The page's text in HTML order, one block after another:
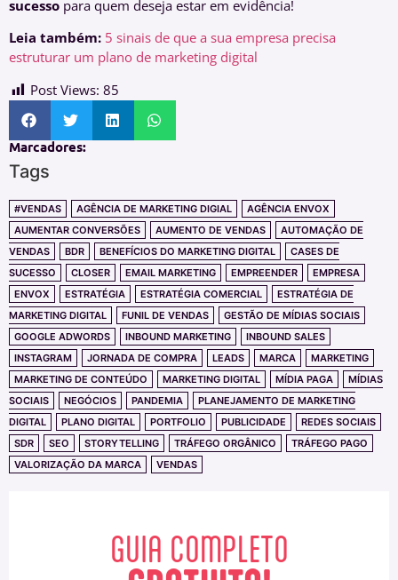
sucesso para quem deseja estar em evidência!
Leia também: 5 sinais de que a sua empresa precisa
estruturar um plano de marketing digital
Post Views: 85
Marcadores:
Tags
#VENDAS AGÊNCIA DE MARKETING DIGIAL
AGÊNCIA ENVOX
AUMENTAR CONVERSÕES
AUMENTO DE VENDAS
AUTOMAÇÃO DE
VENDAS
BDR BENEFÍCIOS DO MARKETING DIGITAL
CASES DE
SUCESSO
CLOSER EMAIL MARKETING EMPREENDER
EMPRESA
ENVOX
ESTRATÉGIA ESTRATÉGIA COMERCIAL
ESTRATÉGIA DE
MARKETING DIGITAL
FUNIL DE VENDAS
GESTÃO DE MÍDIAS SOCIAIS
GOOGLE ADWORDS
INBOUND MARKETING
INBOUND SALES
INSTAGRAM
JORNADA DE COMPRA LEADS MARCA
MARKETING
MARKETING DE CONTEÚDO
MARKETING DIGITAL MÍDIA PAGA
MÍDIAS
SOCIAIS
NEGÓCIOS PANDEMIA
PLANEJAMENTO DE MARKETING
DIGITAL
PLANO DIGITAL PORTFOLIO PUBLICIDADE
REDES SOCIAIS
SDR
SEO STORYTELLING TRÁFEGO ORGÂNICO
TRÁFEGO PAGO
VALORIZAÇÃO DA MARCA
VENDAS
GUIA COMPLETO